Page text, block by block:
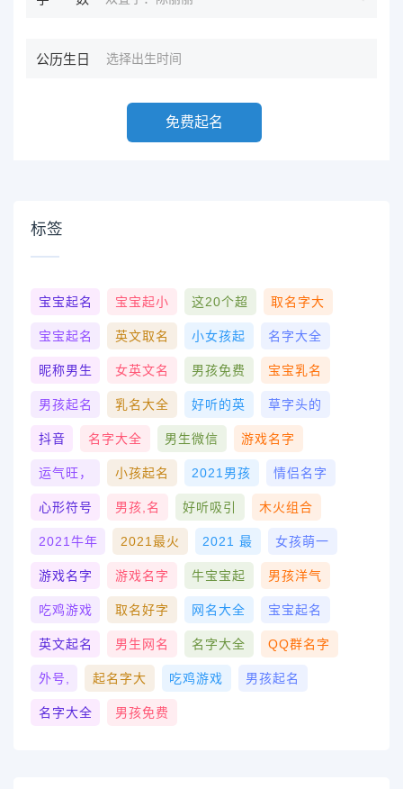
公历生日
免费起名
标签
宝宝起名 宝宝起小 这20个超 取名字大
宝宝起名 英文取名 小女孩起 名字大全
昵称男生 女英文名 男孩免费 宝宝乳名
男孩起名 乳名大全 好听的英 草字头的
抖音 名字大全 男生微信 游戏名字
运气旺， 小孩起名 2021男孩 情侣名字
心形符号 男孩,名 好听吸引 木火组合
2021牛年 2021最火 2021 最 女孩萌一
游戏名字 游戏名字 牛宝宝起 男孩洋气
吃鸡游戏 取名好字 网名大全 宝宝起名
英文起名 男生网名 名字大全 QQ群名字
外号, 起名字大 吃鸡游戏 男孩起名
名字大全 男孩免费